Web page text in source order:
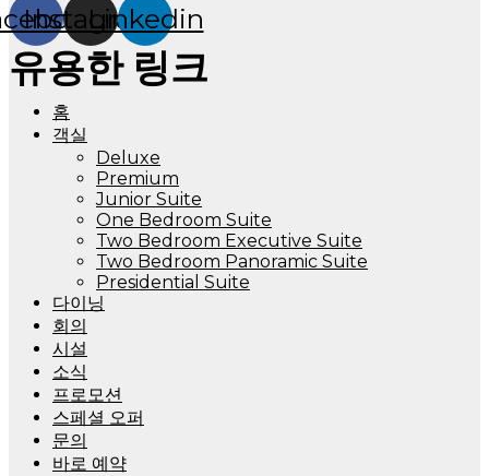
Instagram
Linkedin
유용한 링크
홈
객실
Deluxe
Premium
Junior Suite
One Bedroom Suite
Two Bedroom Executive Suite
Two Bedroom Panoramic Suite
Presidential Suite
다이닝
회의
시설
소식
프로모션
스페셜 오퍼
문의
바로 예약